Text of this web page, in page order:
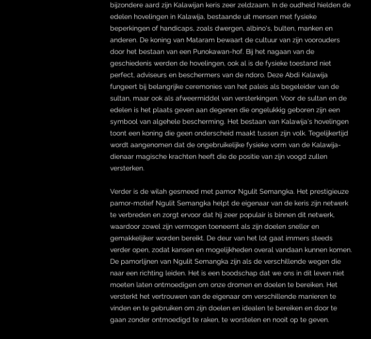
bijzondere aard zijn Kalawijan keris zeer zeldzaam. In de oudheid hielden de
edelen hovelingen in Kalawija, bestaande uit mensen met fysieke
beperkingen of handicaps, zoals dwergen, albino's, bulten, manken en
anderen. De koning van Mataram bewaart de cultuur van zijn voorouders
door het bestaan van een Punokawan-hof. Bij het nagaan van de
geschiedenis werden de hovelingen, ook al is de fysieke toestand niet
perfect, adviseurs en beschermers van de ndoro. Deze Abdi Kalawija
fungeert bij belangrijke ceremonies van het paleis als begeleider van de
sultan, maar ook als afweermiddel van versterkingen. Voor de sultan en de
edelen is het plaats geven aan degenen die ongelukkig geboren zijn een
symbool van algehele bescherming. Het bestaan van Kalawija's hovelingen
toont een koning die geen onderscheid maakt tussen zijn volk. Tegelijkertijd
wordt aangenomen dat de ongebruikelijke fysieke vorm van de Kalawija-
dienaar magische krachten heeft die de positie van zijn voogd zullen
versterken.
Verder is de wilah gesmeed met pamor Ngulit Semangka. Het prestigieuze
pamor-motief Ngulit Semangka helpt de eigenaar van de keris zijn netwerk
te verbreden en zorgt ervoor dat hij zeer populair is binnen dit netwerk,
waardoor zowel zijn vermogen toeneemt als zijn doelen sneller en
gemakkelijker worden bereikt. De deur van het lot gaat immers steeds
verder open, zodat kansen en mogelijkheden overal vandaan kunnen komen.
De pamorlijnen van Ngulit Semangka zijn als de verschillende wegen die
naar een richting leiden. Het is een boodschap dat we ons in dit leven niet
moeten laten ontmoedigen om onze dromen en doelen te bereiken. Het
versterkt het vertrouwen van de eigenaar om verschillende manieren te
vinden en te gebruiken om zijn doelen en idealen te bereiken en door te
gaan zonder ontmoedigd te raken, te worstelen en nooit op te geven.